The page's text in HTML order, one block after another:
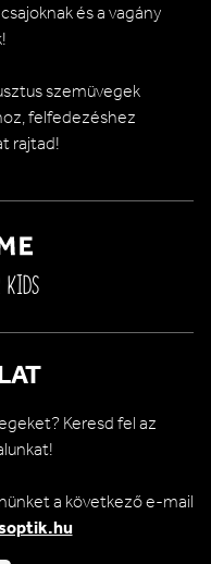
és a vagány
szemüvegek
felfedezéshez
rajtad!
Keresd fel az
a következő e-mail